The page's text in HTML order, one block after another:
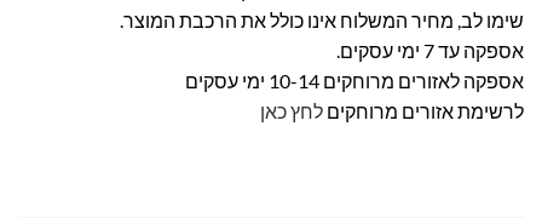
שימו לב, מחיר המשלוח אינו כולל את הרכבת המוצר.
אספקה עד 7 ימי עסקים.
אספקה לאזורים מרוחקים 10-14 ימי עסקים
לרשימת אזורים מרוחקים לחץ כאן